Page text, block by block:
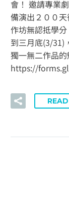
會！ 邀請專業
備演出２００
作坊無認抵學
到三月底(3/31)
獨一無二作品
https://